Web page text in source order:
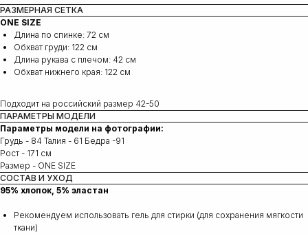
РАЗМЕРНАЯ СЕТКА
ONE SIZE
Длина по спинке: 72 см
Обхват груди: 122 см
Длина рукава с плечом: 42 cм
Обхват нижнего края: 122 cм
Подходит на российский размер 42-50
ПАРАМЕТРЫ МОДЕЛИ
Параметры модели на фотографии:
Грудь - 84 Талия - 61 Бедра -91
Рост - 171 см
Размер - ONE SIZE
СОСТАВ И УХОД
95% хлопок, 5% эластан
Рекомендуем использовать гель для стирки (для сохранения мягкости
ткани)